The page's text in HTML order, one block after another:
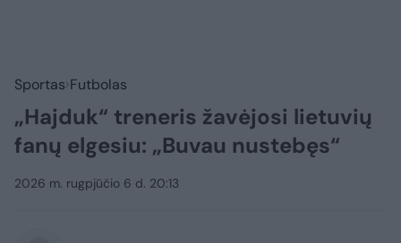
Sportas Futbolas
„Hajduk“ treneris žavėjosi lietuvių
fanų elgesiu: „Buvau nustebęs“
2026 m. rugpjūčio 6 d. 20:13